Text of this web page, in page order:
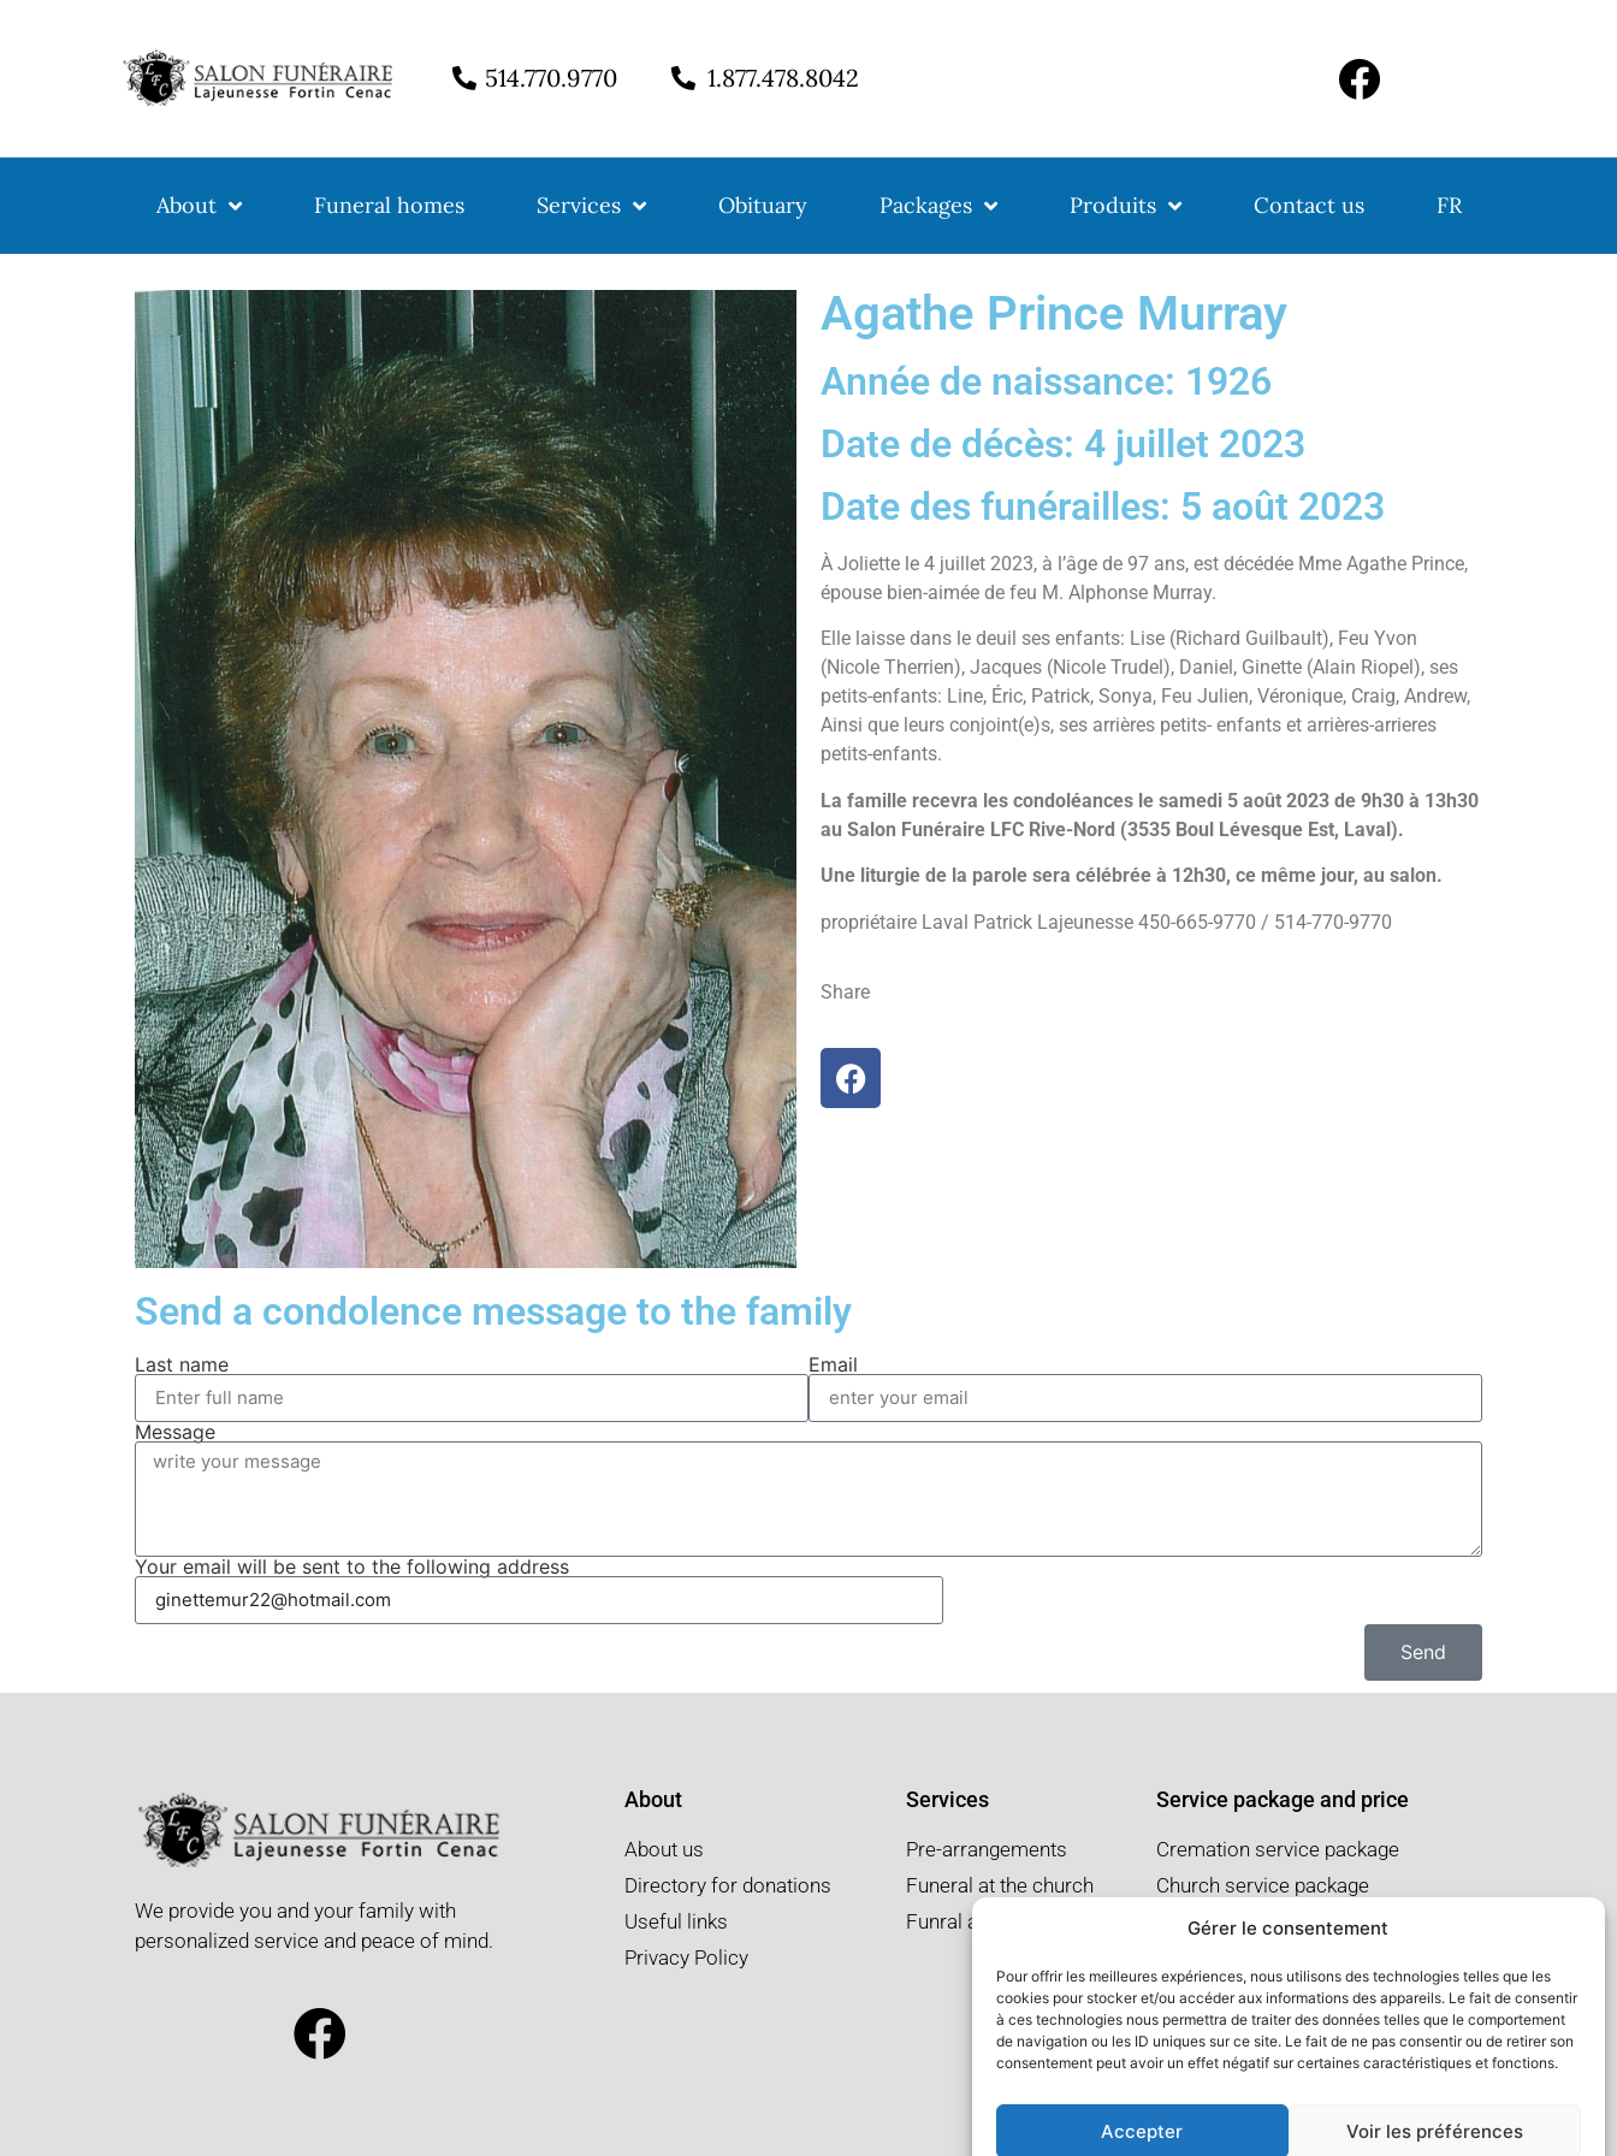
Gérer le consentement
Pour offrir les meilleures expériences, nous utilisons des technologies telles que les
cookies pour stocker et/ou accéder aux informations des appareils. Le fait de consentir
à ces technologies nous permettra de traiter des données telles que le comportement
de navigation ou les ID uniques sur ce site. Le fait de ne pas consentir ou de retirer son
consentement peut avoir un effet négatif sur certaines caractéristiques et fonctions.
Accepter Voir les préférences
514.770.9770 1.877.478.8042
About Funeral homes Services Obituary Packages Produits Contact us FR
Agathe Prince Murray
Année de naissance: 1926
Date de décès: 4 juillet 2023
Date des funérailles: 5 août 2023
À Joliette le 4 juillet 2023, à l’âge de 97 ans, est décédée Mme Agathe Prince,
épouse bien-aimée de feu M. Alphonse Murray.
Elle laisse dans le deuil ses enfants: Lise (Richard Guilbault), Feu Yvon
(Nicole Therrien), Jacques (Nicole Trudel), Daniel, Ginette (Alain Riopel), ses
petits-enfants: Line, Éric, Patrick, Sonya, Feu Julien, Véronique, Craig, Andrew,
Ainsi que leurs conjoint(e)s, ses arrières petits- enfants et arrières-arrieres
petits-enfants.
La famille recevra les condoléances le samedi 5 août 2023 de 9h30 à 13h30
au Salon Funéraire LFC Rive-Nord (3535 Boul Lévesque Est, Laval).
Une liturgie de la parole sera célébrée à 12h30, ce même jour, au salon.
propriétaire Laval Patrick Lajeunesse 450-665-9770 / 514-770-9770
Share
Send a condolence message to the family
Last name Email
Message
Your email will be sent to the following address
Send
We provide you and your family with
personalized service and peace of mind.
About
About us
Directory for donations
Useful links
Privacy Policy
Services
Pre-arrangements
Funeral at the church
Funral at the salon
Service package and price
Cremation service package
Church service package
Salon service package